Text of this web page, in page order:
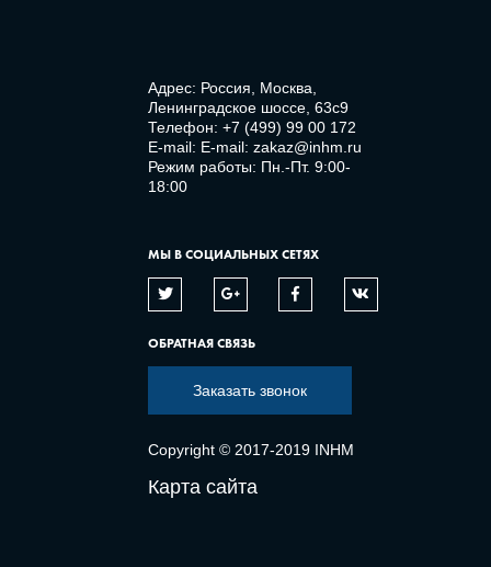
Адрес: Россия, Москва,
Ленинградское шоссе, 63с9
Телефон: +7 (499) 99 00 172
E-mail: E-mail: zakaz@inhm.ru
Режим работы: Пн.-Пт. 9:00-
18:00
МЫ В СОЦИАЛЬНЫХ СЕТЯХ
ОБРАТНАЯ СВЯЗЬ
Заказать звонок
Copyright © 2017-2019 INHM
Карта сайта